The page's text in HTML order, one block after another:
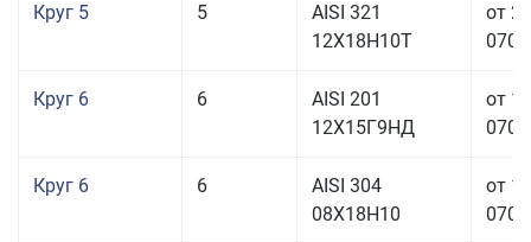
Круг 5 5
AISI 321
12Х18Н10Т
от
Круг 6 6
AISI 201
12Х15Г9НД
от
Круг 6 6
AISI 304
08Х18Н10
от